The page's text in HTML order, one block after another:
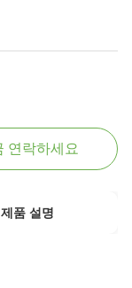
연락하세요
제품 설명